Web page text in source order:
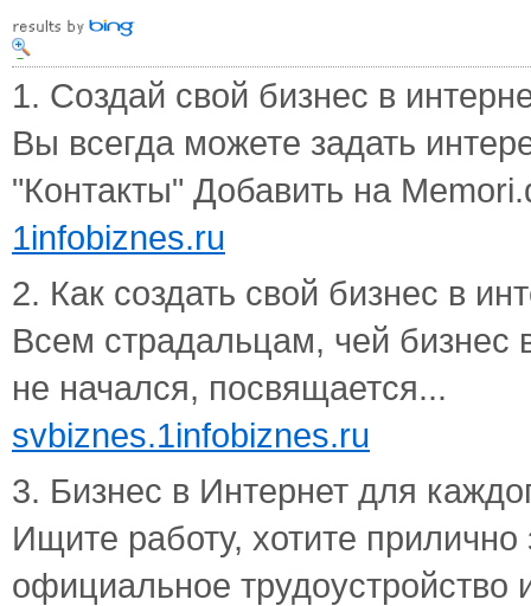
1. Создай свой бизнес в
Вы всегда можете задать
"Контакты" Добавить на
1infobiznes.ru
2. Как создать свой бизнес в
Всем страдальцам, чей бизнес
не начался, посвящается...
svbiznes.1infobiznes.ru
3. Бизнес в Интернет для
Ищите работу, хотите
официальное трудоустройство